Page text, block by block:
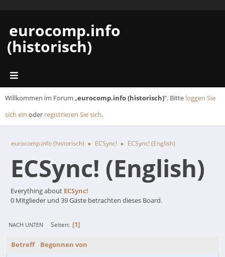
eurocomp.info
(historisch)
Willkommen im Forum „eurocomp.info (historisch)“. Bitte loggen Sie
sich ein oder registrieren Sie sich.
eurocomp.info (historisch) ► ECSync! ► ECSync! (English)
ECSync! (English)
Everything about ECSync!
0 Mitglieder und 39 Gäste betrachten dieses Board.
NACH UNTEN Seiten 1
Betreff/ Begonnen von